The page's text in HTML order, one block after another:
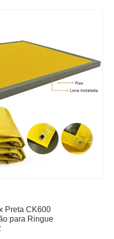
Preta CK600
para Ringue